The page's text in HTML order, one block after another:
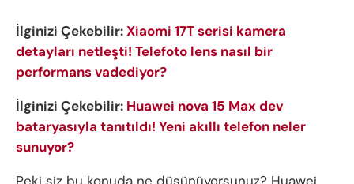
İlginizi Çekebilir:Xiaomi 17T serisi kamera
detayları netleşti! Telefoto lens nasıl bir
performans vadediyor?
İlginizi Çekebilir: Huawei nova 15 Max dev
bataryasıyla tanıtıldı! Yeni akıllı telefon neler
sunuyor?